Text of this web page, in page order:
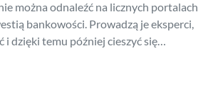
można odnaleźć na licznych portalach
bankowości. Prowadzą je eksperci,
i dzięki temu później cieszyć się…